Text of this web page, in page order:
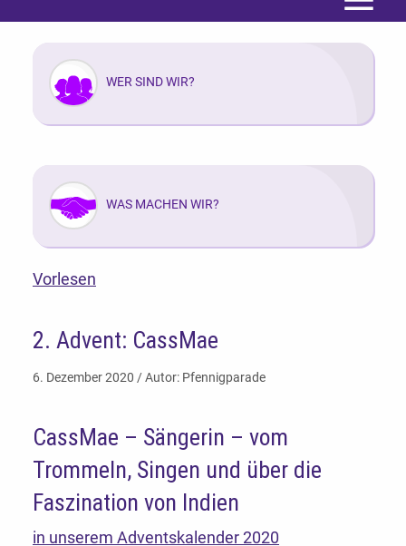
Menü
WER SIND WIR?
WAS MACHEN WIR?
Vorlesen
2. Advent: CassMae
6. Dezember 2020 / Autor: Pfennigparade
CassMae – Sängerin – vom
Trommeln, Singen und über die
Faszination von Indien
in unserem Adventskalender 2020